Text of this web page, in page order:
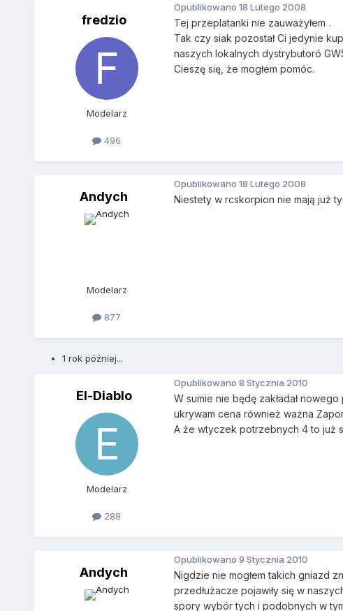
fredzio
Modelarz
496
Opublikowano 18 Lutego 2008
Tej przeplatanki nie zauważyłem .
Tak czy siak pozostał Ci jedynie
naszych lokalnych dystrybutoró
Cieszę się, że mogłem pomóc.
Andych
Modelarz
877
Opublikowano 18 Lutego 2008
Niestety w rcskorpion nie mają już
1 rok później...
El-Diablo
Modelarz
288
Opublikowano 8 Stycznia 2010
W sumie nie będę zakładał
ukrywam cena również ważna
A że wtyczek potrzebnych 4 to już
Andych
Opublikowano 9 Stycznia 2010
Nigdzie nie mogłem takich gniazd
przedłużacze pojawiły się w
spory wybór tych i podobnych w